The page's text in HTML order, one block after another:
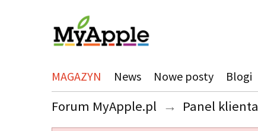
MAGAZYN News Nowe posty Blogi
Forum MyApple.pl → Panel klienta